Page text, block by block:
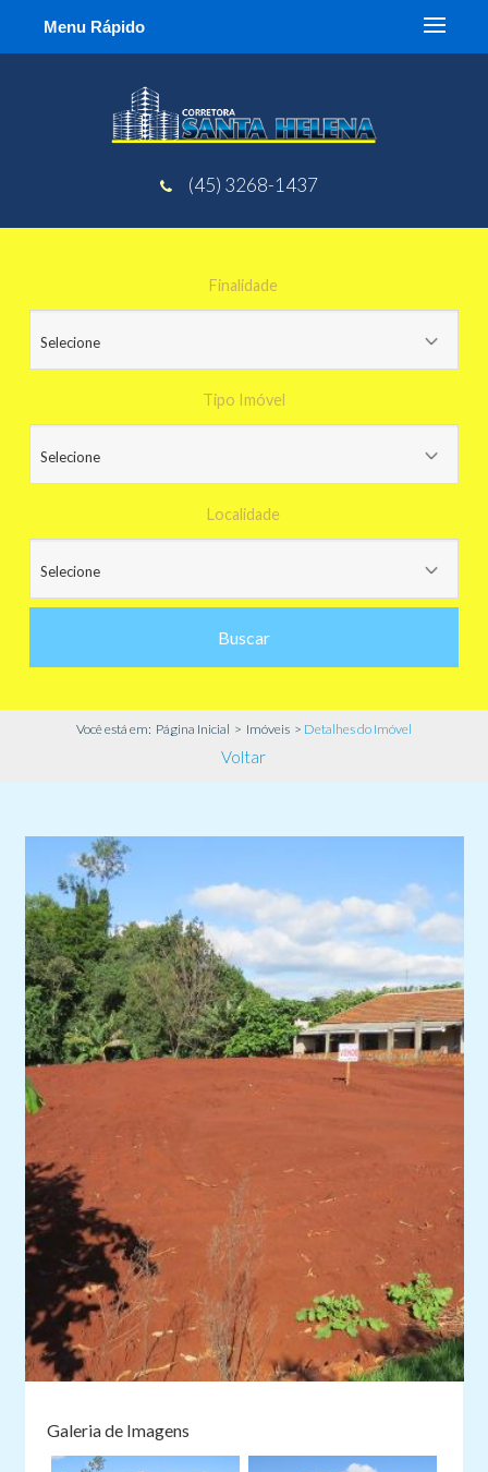
Menu Rápido
(45) 3268-1437
Finalidade
Tipo Imóvel
Localidade
Buscar
Você está em: Página Inicial > Imóveis > Detalhes do Imóvel
Voltar
Galeria de Imagens